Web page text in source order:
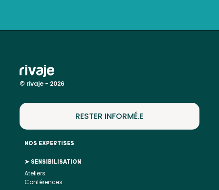
© rivaje - 2026
RESTER INFORMÉ.E
NOS EXPERTISES
➤ SENSIBILISATION
Ateliers
Conférences